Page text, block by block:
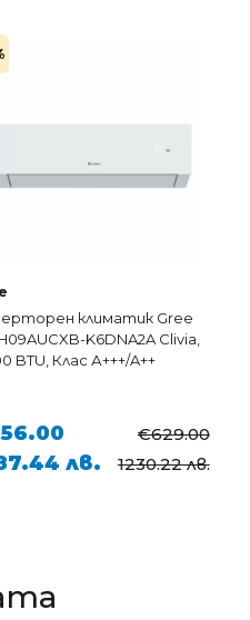
климатик Gree
K6DNA2A Clivia,
BTU, Клас А+++/A++
€629.00
лв. 1230.22 лв.